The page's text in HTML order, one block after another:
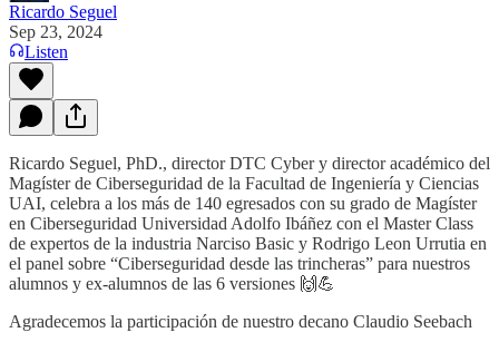
Ricardo Seguel
Sep 23, 2024
Listen
Ricardo Seguel, PhD., director DTC Cyber y director académico del
Magíster de Ciberseguridad de la Facultad de Ingeniería y Ciencias
UAI, celebra a los más de 140 egresados con su grado de Magíster
en Ciberseguridad Universidad Adolfo Ibáñez con el Master Class
de expertos de la industria Narciso Basic y Rodrigo Leon Urrutia en
el panel sobre “Ciberseguridad desde las trincheras” para nuestros
alumnos y ex-alumnos de las 6 versiones 🙌💪
Agradecemos la participación de nuestro decano Claudio Seebach